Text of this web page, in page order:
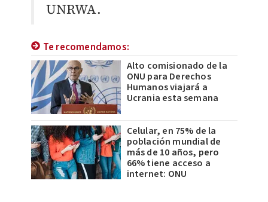
UNRWA.
Te recomendamos:
Alto comisionado de la
ONU para Derechos
Humanos viajará a
Ucrania esta semana
Celular, en 75% de la
población mundial de
más de 10 años, pero
66% tiene acceso a
internet: ONU